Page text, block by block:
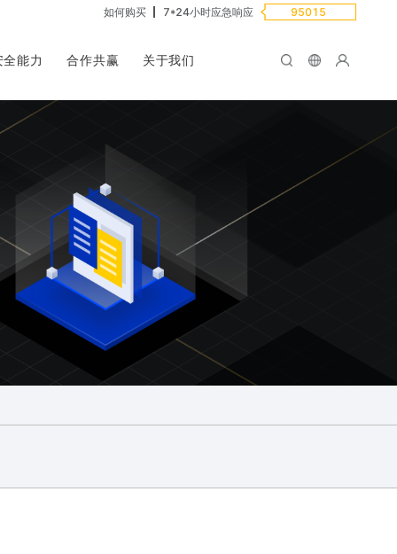
如何购买 7*24小时应急响应 95015
全能力 合作共赢 关于我们